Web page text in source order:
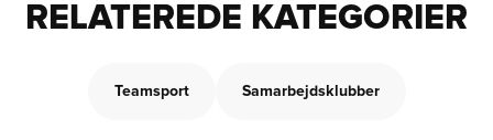
RELATEREDE KATEGORIER
Teamsport Samarbejdsklubber